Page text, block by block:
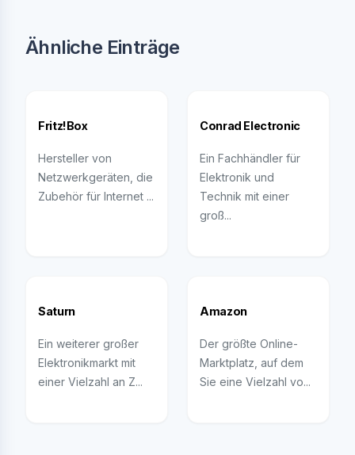
Ähnliche Einträge
Fritz!Box
Hersteller von
Netzwerkgeräten, die
Zubehör für Internet ...
Conrad Electronic
Ein Fachhändler für
Elektronik und
Technik mit einer
groß...
Saturn
Ein weiterer großer
Elektronikmarkt mit
einer Vielzahl an Z...
Amazon
Der größte Online-
Marktplatz, auf dem
Sie eine Vielzahl vo...